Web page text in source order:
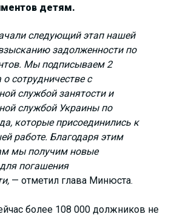
детям.
следующий этап нашей
задолженности по
Мы подписываем 2
сотрудничестве с
службой занятости и
службой Украины по
которые присоединились к
работе. Благодаря этим
мы получим новые
погашения
— отметил глава Минюста.
более 108 000 должников не